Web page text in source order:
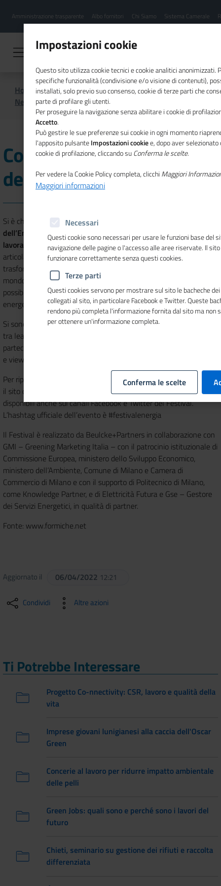
contenuto
Menu
hamburgher
Amministrazione trasparente Albo fornitori Chi Siamo Sistema Camerale
Home CSR
Comunicazione
News di CSR
Concluso il Festival dell'Energia 2019
Concluso il Festival
dell'Energia 2019
Si è chiusa il 15 giugno scorso la XII edizione del
dell’Energia
, intitolata “Onlife Energy: abitare, muoversi,
lavorare”
. La principale manifestazione nazionale del settore si è
articolata in tre giornate per dare voce ai territori e alle
trasformazioni in atto: i più importanti player dell’energia, il
mondo accademico e le istituzioni riuniti per discutere delle
possibili soluzioni a favore della transizione verso sistemi
energetici sostenibili.
Si sono alternati circa 250 relatori e oltre 30 momenti di dibattito
tra leading talk, working group e tavole rotonde con più di 80mila
partecipanti “onlife”, tra presenze e utenti sui canali social (dirette
e views).
Per ripercorrere i contenuti delle prime giornate è possibile visitare
il sito del Festival. Contenuti esclusivi e multimedia sono
disponibili anche sui canali Facebook e Twitter del Festival.
L’hashtag ufficiale dell’evento è #festivalenergia
Il Festival è realizzato da Beulcke+Partners in collaborazione con
GMI – Greening Marketing Italia – con il patrocinio istituzionale di
Commissione Europea, ministero dello Sviluppo Economico,
ministero dell’Ambiente, Comune di Milano e Camera di
Commercio di Milano e con il supporto di Politecnico di Milano,
come Knowledge Partner, e di Elettricità Futura e Gse – Gestore
dei Servizi Energetici, in qualità di partner.
Fonte: www.formiche.net
Aggiornato il 06/04/2022 12:21
Condividi Altre azioni
Ti Potrebbe Interessare
Progetto Co-nnectivity: CSR, lavoro e qualità della
vita
Imprese giovani lunigianesi alla caccia dell'Oscar
Green
Concerie al lavoro per ridurre impatto ambientale
delle pelli
Green Jobs: quali sono e perché sono i lavori del
futuro
Chieti, seminario su gestione dei rifiuti e raccolta
differenziata
Impostazioni cookie
Questo sito utilizza cookie tecnici e cookie analitici anonimizzati.
specifiche funzionalità (condivisione e/o visione di contenuti),
installati, solo previo suo consenso, cookie di terze parti che
parte di profilare gli utenti.
Per proseguire la navigazione senza abilitare i cookie di
Accetto.
Può gestire le sue preferenze sui cookie in ogni momento
l'apposito pulsanteImpostazioni cookiee, dopo aver
cookie di profilazione, cliccando suConferma le scelte.
Per vedere la Cookie Policy completa, clicchi Maggiori
Maggiori informazioni
Necessari
Questi cookie sono necessari per usare le funzioni base del
navigazione delle pagine o l'accesso alle aree riservate. Il
funzionare correttamente senza questi cookies.
Terze parti
Questi cookies servono per mostrare sul sito le bacheche
collegati al sito, in particolare Facebook e Twitter. Queste
rendono più completa l'informazione fornita dal sito ma non
per ottenere un'informazione completa.
Conferma le scelte